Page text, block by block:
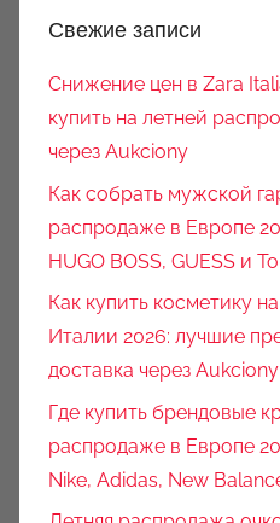
Свежие записи
Снижение цен в Zara
купить на летней
через Aukciony
Как собрать мужской
распродаже в Европе
HUGO BOSS, GUESS и
Как купить косметику
Италии 2026: лучшие
доставка через Aukciony
Где купить брендовые
распродаже в Европе
Nike, Adidas, New